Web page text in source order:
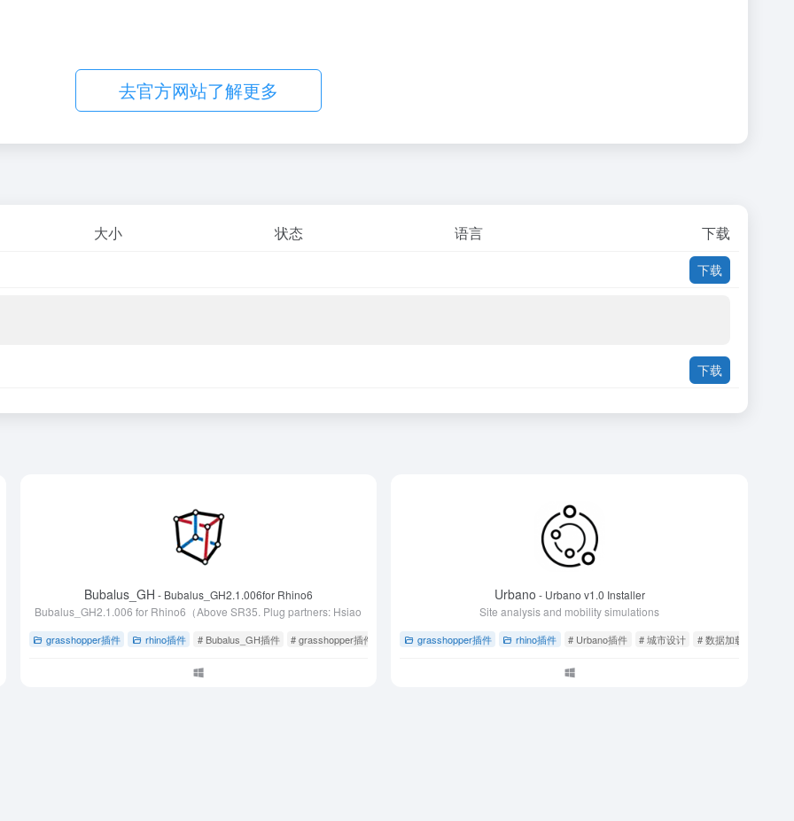
去官方网站了解更多
大小 状态 语言 下载
下载
下载
Bubalus_GH - Bubalus_GH2.1.006for Rhino6
Bubalus_GH2.1.006 for Rhino6（Above SR35. Plug partners: Hsiao
grasshopper插件 rhino插件 # Bubalus_GH插件 # grasshopper插件 # Rhino工具
Urbano - Urbano v1.0 Installer
Site analysis and mobility simulations
grasshopper插件 rhino插件 # Urbano插件 # 城市设计 # 数据加载